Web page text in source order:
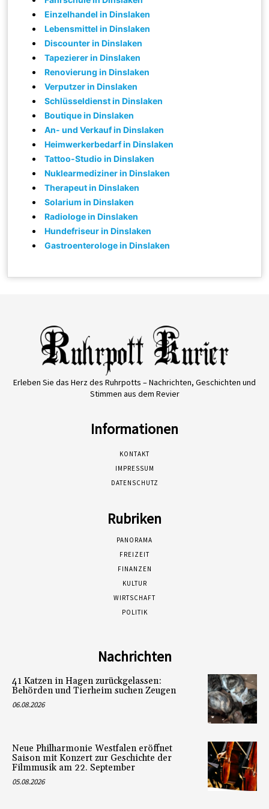
Einzelhandel in Dinslaken
Lebensmittel in Dinslaken
Discounter in Dinslaken
Tapezierer in Dinslaken
Renovierung in Dinslaken
Verputzer in Dinslaken
Schlüsseldienst in Dinslaken
Boutique in Dinslaken
An- und Verkauf in Dinslaken
Heimwerkerbedarf in Dinslaken
Tattoo-Studio in Dinslaken
Nuklearmediziner in Dinslaken
Therapeut in Dinslaken
Solarium in Dinslaken
Radiologe in Dinslaken
Hundefriseur in Dinslaken
Gastroenterologe in Dinslaken
Erleben Sie das Herz des Ruhrpotts – Nachrichten, Geschichten und
Stimmen aus dem Revier
Informationen
KONTAKT
IMPRESSUM
DATENSCHUTZ
Rubriken
PANORAMA
FREIZEIT
FINANZEN
KULTUR
WIRTSCHAFT
POLITIK
Nachrichten
41 Katzen in Hagen zurückgelassen:
Behörden und Tierheim suchen Zeugen
06.08.2026
Neue Philharmonie Westfalen eröffnet
Saison mit Konzert zur Geschichte der
Filmmusik am 22. September
05.08.2026